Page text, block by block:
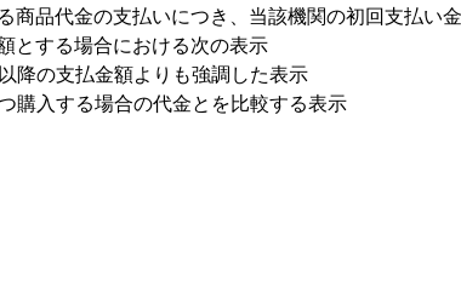
商品代金の支払いにつき、当該機関の初回支払い
とする場合における次の表示
降の支払金額よりも強調した表示
購入する場合の代金とを比較する表示